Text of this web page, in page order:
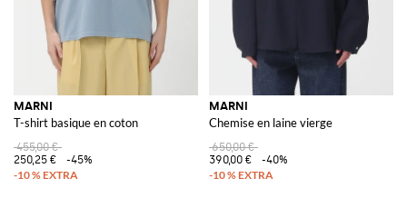
MARNI
T-shirt basique en coton
455,00 €
250,25 €
-45%
MARNI
Chemise en laine vierge
650,00 €
390,00 €
-40%